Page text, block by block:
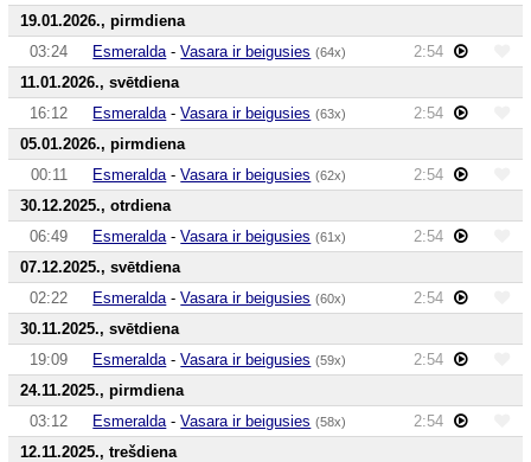
19.01.2026., pirmdiena
03:24
Esmeralda -Vasara ir beigusies (64x)
2:54
11.01.2026., svētdiena
16:12
Esmeralda -Vasara ir beigusies (63x)
2:54
05.01.2026., pirmdiena
00:11
Esmeralda -Vasara ir beigusies (62x)
2:54
30.12.2025., otrdiena
06:49
Esmeralda -Vasara ir beigusies (61x)
2:54
07.12.2025., svētdiena
02:22
Esmeralda -Vasara ir beigusies (60x)
2:54
30.11.2025., svētdiena
19:09
Esmeralda -Vasara ir beigusies (59x)
2:54
24.11.2025., pirmdiena
03:12
Esmeralda -Vasara ir beigusies (58x)
2:54
12.11.2025., trešdiena